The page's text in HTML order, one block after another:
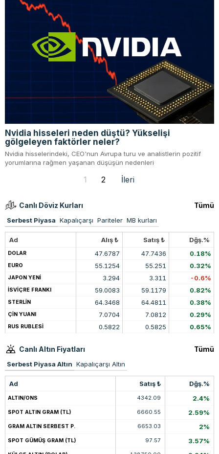
Nvidia hisseleri neden düştü? Yükselişi
gölgeleyen faktörler neler?
Nvidia hisselerindeki, CEO'nun Avrupa turu ve analistlerin pozitif
yorumlarına rağmen yaşanan düşüşün nedenleri
1 2 İleri
Canlı Döviz Kurları Tümü
Serbest Piyasa Kapalıçarşı Pariteler MB kurları
Ad Alış ₺ Satış ₺ Dğş.%
DOLAR 47.6787 47.7436 0.18%
EURO 55.1254 55.251 0.32%
JAPON YENİ 3.294 3.311 -0.6%
İSVİÇRE FRANKI 59.0083 59.1179 0.82%
STERLİN 64.3468 64.4811 0.38%
ÇİN YUANI 7.0704 7.0812 0.29%
RUS RUBLESİ 0.5822 0.5825 0.65%
Canlı Altın Fiyatları Tümü
Serbest Piyasa Altın Kapalıçarşı Altın
Ad Satış ₺ Dğş.%
ALTIN/ONS 4342.09 2.4%
SPOT ALTIN GRAM (TL) 6660.55 2.59%
GRAM ALTIN SERBEST P. 6653.03 2%
SPOT GÜMÜŞ GRAM (TL) 97.57 3.57%